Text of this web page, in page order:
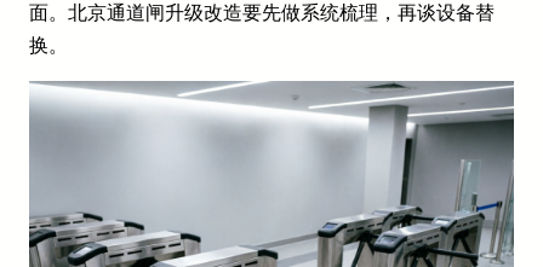
面。北京通道闸升级改造要先做系统梳理，再谈设备替
换。